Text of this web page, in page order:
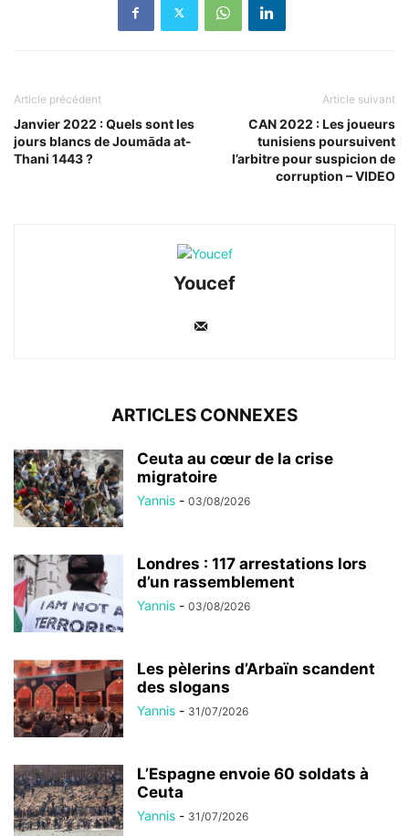
Article précédent
Janvier 2022 : Quels sont les
jours blancs de Joumāda at-
Thani 1443 ?
Article suivant
CAN 2022 : Les joueurs
tunisiens poursuivent
l’arbitre pour suspicion de
corruption – VIDEO
Youcef
ARTICLES CONNEXES
Ceuta au cœur de la crise
migratoire
Yannis - 03/08/2026
Londres : 117 arrestations lors
d’un rassemblement
Yannis - 03/08/2026
Les pèlerins d’Arbaïn scandent
des slogans
Yannis - 31/07/2026
L’Espagne envoie 60 soldats à
Ceuta
Yannis - 31/07/2026